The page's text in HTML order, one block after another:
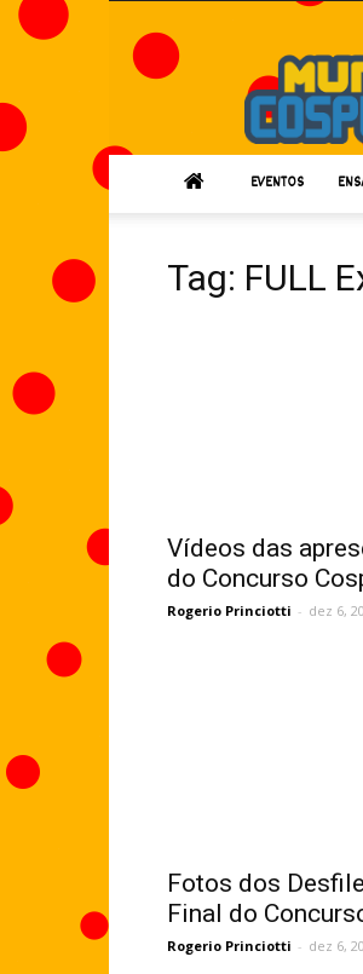
Cosplayer
EVENTOS
Tag: FULL
Vídeos das
do Concurso
Rogerio Princiotti - dez 6,
Fotos dos
Final do
Rogerio Princiotti - dez 6,